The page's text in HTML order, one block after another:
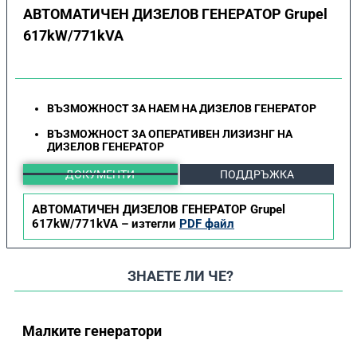
АВТОМАТИЧЕН ДИЗЕЛОВ ГЕНЕРАТОР Grupel
617kW/771kVA
ВЪЗМОЖНОСТ ЗА НАЕМ НА ДИЗЕЛОВ ГЕНЕРАТОР
ВЪЗМОЖНОСТ ЗА ОПЕРАТИВЕН ЛИЗИЗНГ НА
ДИЗЕЛОВ ГЕНЕРАТОР
ДОКУМЕНТИ ПОДДРЪЖКА
АВТОМАТИЧЕН ДИЗЕЛОВ ГЕНЕРАТОР Grupel
617kW/771kVA – изтегли PDF файл
ЗНАЕТЕ ЛИ ЧЕ?
Малките генератори